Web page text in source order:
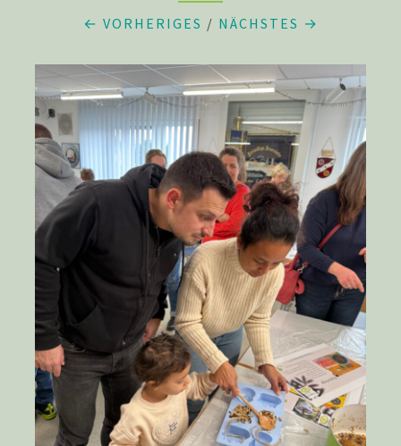
← VORHERIGES / NÄCHSTES →